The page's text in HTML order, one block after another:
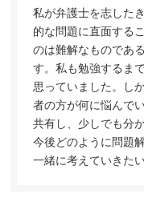
私が弁護士を志した
的な問題に直面する
のは難解なものであ
す。私も勉強するま
思っていました。し
者の方が何に悩んで
共有し、少しでも分
今後どのように問題
一緒に考えていきた